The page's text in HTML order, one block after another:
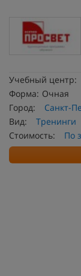
Учебный центр:
Форма: Очная
Город:
Санкт-
Вид:
Тренинги
Стоимость:
По